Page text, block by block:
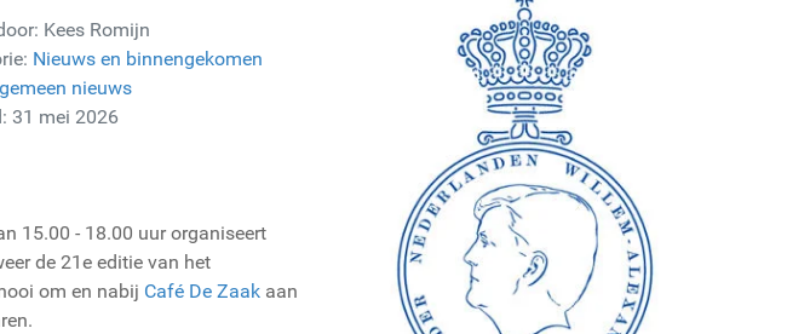
Kees Romijn
Nieuws en binnengekomen
nieuws
31 mei 2026
15.00 - 18.00 uur organiseert
de 21e editie van het
om en nabij Café De Zaak aan